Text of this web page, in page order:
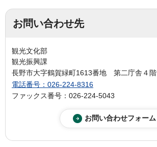
お問い合わせ先
観光文化部
観光振興課
長野市大字鶴賀緑町1613番地 第二庁舎４階
電話番号：026-224-8316
ファックス番号：026-224-5043